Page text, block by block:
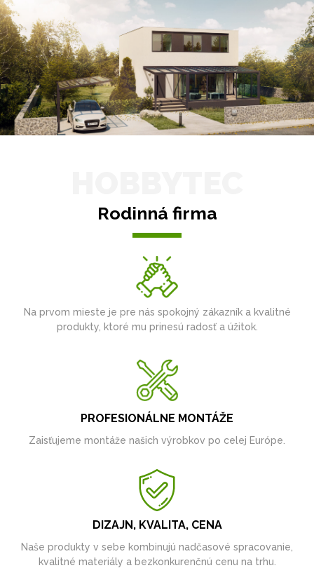
Rodinná firma
Na prvom mieste je pre nás spokojný zákazník a kvalitné
produkty, ktoré mu prinesú radosť a úžitok.
PROFESIONÁLNE MONTÁŽE
Zaisťujeme montáže našich výrobkov po celej Európe.
DIZAJN, KVALITA, CENA
Naše produkty v sebe kombinujú nadčasové spracovanie,
kvalitné materiály a bezkonkurenčnú cenu na trhu.